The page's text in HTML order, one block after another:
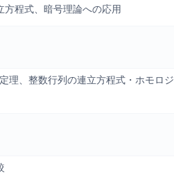
程式、暗号理論への応用
理、整数行列の連立方程式・ホモロジ